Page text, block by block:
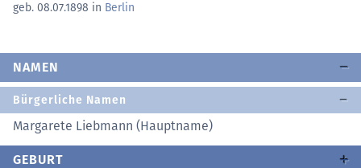
geb. 08.07.1898 in Berlin
NAMEN
Bürgerliche Namen
Margarete Liebmann (Hauptname)
GEBURT